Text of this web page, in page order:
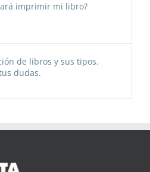
imprimir mi libro?
de libros y sus tipos.
dudas.